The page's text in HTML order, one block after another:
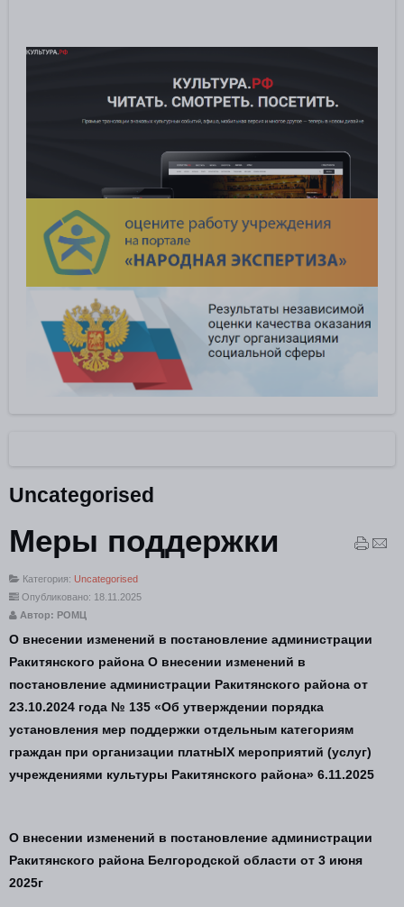
Uncategorised
Меры поддержки
Категория: Uncategorised
Опубликовано: 18.11.2025
Автор: РОМЦ
О внесении изменений в постановление администрации
Ракитянского района О внесении изменений в
постановление администрации Ракитянского района от
2З.10.2024 года № 135 «Об утверждении порядка
установления мер поддержки отдельным категориям
граждан при организации платнЫХ мероприятий (услуг)
учреждениями культуры Ракитянского района» 6.11.2025
О внесении изменений в постановление администрации
Ракитянского района Белгородской области от 3 июня
2025г